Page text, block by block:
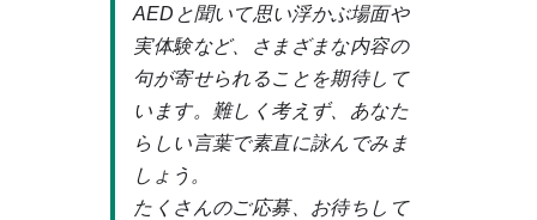
AEDと聞いて思い浮かぶ場面や
実体験など、さまざまな内容の
句が寄せられることを期待して
います。難しく考えず、あなた
らしい言葉で素直に詠んでみま
しょう。
たくさんのご応募、お待ちして